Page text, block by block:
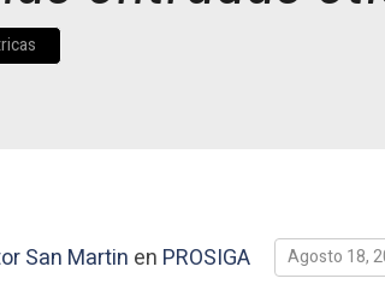
San Martin en PROSIGA Agosto 18,